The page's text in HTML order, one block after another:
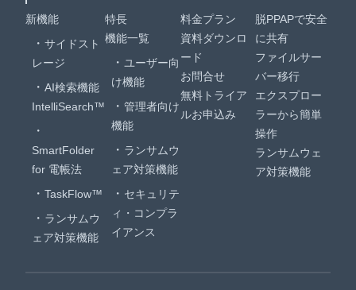
新機能
サイドスト
レージ
AI検索機能
IntelliSearch™
SmartFolder
for 電帳法
TaskFlow™
ランサムウ
ェア対策機能
特長
機能一覧
ユーザー向
け機能
管理者向け
機能
ランサムウ
ェア対策機能
セキュリテ
ィ・コンプラ
イアンス
料金プラン
資料ダウンロ
ード
お問合せ
無料トライア
ルお申込み
脱PPAPで安全
に共有
ファイルサー
バー移行
エクスプロー
ラーから簡単
操作
ランサムウェ
ア対策機能